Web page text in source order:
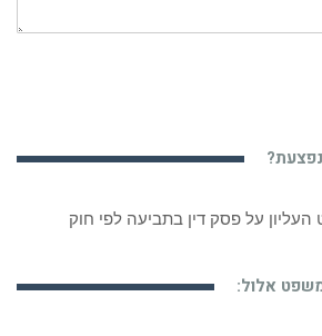
נפצעת?
על פסק דין בתביעה לפי חוק
אלול: